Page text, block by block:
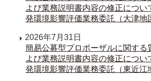
よび業務説明書内容の修正につい
発環境影響評価業務委託（大津地
2026年7月31日
簡易公募型プロポーザルに関する
よび業務説明書内容の修正につい
発環境影響評価業務委託（東近江